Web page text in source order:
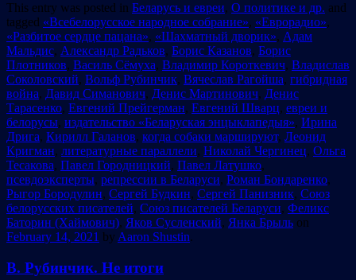
This entry was posted in Беларусь и евреи, О политике и др. and
tagged «Всебелорусское народное собрание», «Еврорадио»,
«Разбитое сердце пацана», «Шахматный дворик», Адам
Мальдис, Александр Радьков, Борис Казанов, Борис
Плотников, Василь Сёмуха, Владимир Короткевич, Владислав
Соколовский, Вольф Рубинчик, Вячеслав Рагойша, гибридная
война, Давид Симанович, Денис Мартинович, Денис
Тарасенко, Евгений Прейгерман, Евгений Шварц, евреи и
белорусы, издательство «Беларуская энцыклапедыя», Ирина
Дрига, Кирилл Галанов, когда собаки маршируют, Леонид
Кригман, литературные параллели, Николай Чергинец, Ольга
Тесакова, Павел Городницкий, Павел Латушко,
псевдоэксперты, репрессии в Беларуси, Роман Бондаренко,
Рыгор Бородулин, Сергей Будкин, Сергей Панизник, Союз
белорусских писателей, Союз писателей Беларуси, Феликс
Баторин (Хаймович), Яков Сусленский, Янка Брыль on
February 14, 2021 by Aaron Shustin.
В. Рубинчик. Не итоги